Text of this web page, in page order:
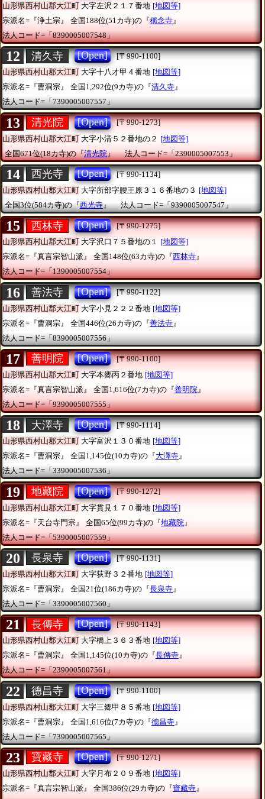
山形県西村山郡大江町 大字左沢２１７番地 [地図等]
宗派名=『浄土宗』
全国188位(51カ寺)の『稱念寺 』
法人コード=「8390005007548」
12 清久寺 [Open]
[〒990-1100]
山形県西村山郡大江町 大字十八才甲４番地 [地図等]
宗派名=『曹洞宗』
全国1,292位(9カ寺)の『清久寺』
法人コード=「7390005007557」
13 清光院 [Open]
[〒990-1273]
山形県西村山郡大江町 大字小清５２番地の２ [地図等]
全国671位(18カ寺)の『清光院』 法人コード=「2390005007553」
14 西光寺 [Open]
[〒990-1134]
山形県西村山郡大江町 大字所部字腰王原３１６番地の３ [地図等]
全国3位(584カ寺)の『西光寺』 法人コード=「9390005007547」
15 西林寺 [Open]
[〒990-1275]
山形県西村山郡大江町 大字沢口７５番地の１ [地図等]
宗派名=『真言宗智山派』
全国148位(63カ寺)の『西林寺』
法人コード=「1390005007554」
16 善法寺 [Open]
[〒990-1122]
山形県西村山郡大江町 大字小見２２２番地 [地図等]
宗派名=『曹洞宗』
全国446位(26カ寺)の『善法寺 』
法人コード=「8390005007556」
17 善明院 [Open]
[〒990-1100]
山形県西村山郡大江町 大字本郷丙２番地 [地図等]
宗派名=『真言宗智山派』
全国1,616位(7カ寺)の『善明院 』
法人コード=「9390005007555」
18 大澤寺 [Open]
[〒990-1114]
山形県西村山郡大江町 大字富沢１３０番地 [地図等]
宗派名=『曹洞宗』
全国1,145位(10カ寺)の『大澤寺』
法人コード=「3390005007536」
19 地藏院 [Open]
[〒990-1272]
山形県西村山郡大江町 大字貫見１７０番地 [地図等]
宗派名=『天台寺門宗』
全国65位(99カ寺)の『地藏院 』
法人コード=「5390005007559」
20 長泉寺 [Open]
[〒990-1131]
山形県西村山郡大江町 大字荻野３２番地 [地図等]
宗派名=『曹洞宗』
全国21位(186カ寺)の『長泉寺 』
法人コード=「3390005007560」
21 長傳寺 [Open]
[〒990-1143]
山形県西村山郡大江町 大字橋上３６３番地 [地図等]
宗派名=『曹洞宗』
全国1,145位(10カ寺)の『長傳寺』
法人コード=「2390005007561」
22 德昌寺 [Open]
[〒990-1100]
山形県西村山郡大江町 大字三郷甲８５番地 [地図等]
宗派名=『曹洞宗』
全国1,616位(7カ寺)の『德昌寺 』
法人コード=「7390005007565」
23 寶藏寺 [Open]
[〒990-1271]
山形県西村山郡大江町 大字月布２０９番地 [地図等]
宗派名=『真言宗智山派』
全国386位(29カ寺)の『寶藏寺 』